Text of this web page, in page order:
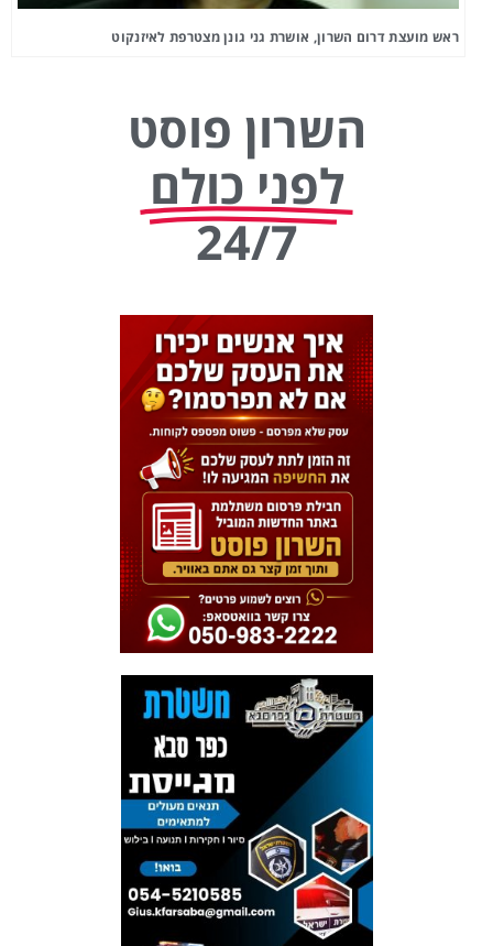
ראש מועצת דרום השרון, אושרת גני גונן מצטרפת לאיזנקוט
השרון פוסט
לפני כולם
24/7